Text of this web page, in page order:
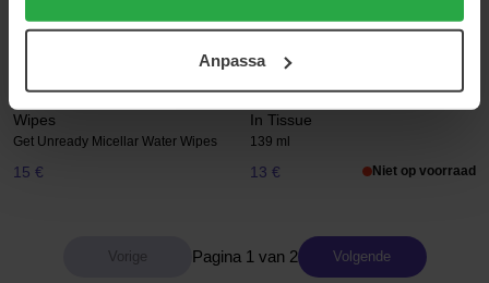
användningen av cookies. Du kan när som helst återkalla
samt vår Integritetspolicy.Anpassa
Wipes
Get Unready Micellar Water Wipes
15 €
In Tissue
139 ml
13 € Niet op voorraad
Pagina 1 van 2 Volgende